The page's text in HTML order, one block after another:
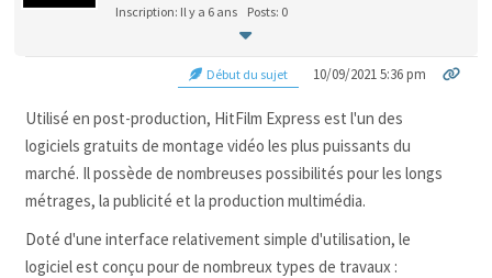
Inscription: Il y a 6 ans
Posts: 0
Début du sujet 10/09/2021 5:36 pm
Utilisé en post-production, HitFilm Express est l'un des
logiciels gratuits de montage vidéo les plus puissants du
marché. Il possède de nombreuses possibilités pour les longs
métrages, la publicité et la production multimédia.
Doté d'une interface relativement simple d'utilisation, le
logiciel est conçu pour de nombreux types de travaux :